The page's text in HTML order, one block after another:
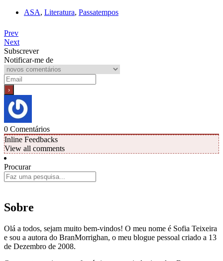
ASA, Literatura, Passatempos
Prev
Next
Subscrever
Notificar-me de
0 Comentários
Inline Feedbacks
View all comments
Procurar
Sobre
Olá a todos, sejam muito bem-vindos! O meu nome é Sofia Teixeira
e sou a autora do BranMorrighan, o meu blogue pessoal criado a 13
de Dezembro de 2008.